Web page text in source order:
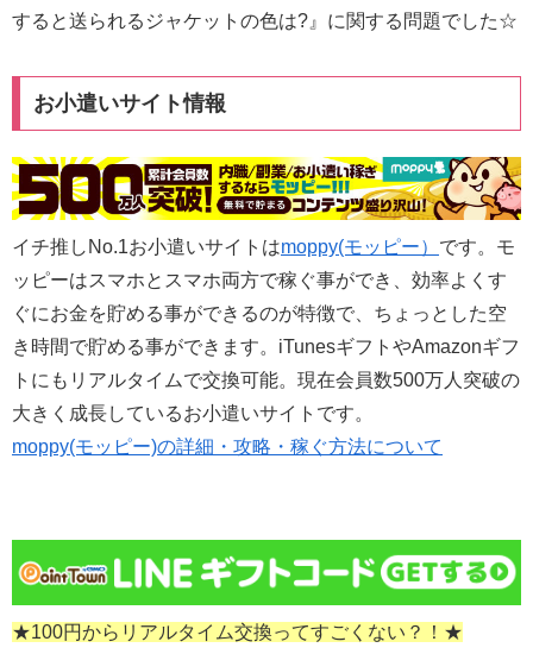
すると送られるジャケットの色は?』に関する問題でした☆
お小遣いサイト情報
イチ推しNo.1お小遣いサイトはmoppy(モッピー） です。モ
ッピーはスマホとスマホ両方で稼ぐ事ができ、効率よくす
ぐにお金を貯める事ができるのが特徴で、ちょっとした空
き時間で貯める事ができます。iTunesギフトやAmazonギフ
トにもリアルタイムで交換可能。現在会員数500万人突破の
大きく成長しているお小遣いサイトです。
moppy(モッピー)の詳細・攻略・稼ぐ方法について
★100円からリアルタイム交換ってすごくない？！★